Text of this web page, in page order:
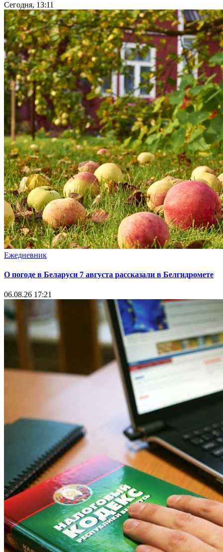
Сегодня, 13:11
Ежедневник
О погоде в Беларуси 7 августа рассказали в Белгидромете
06.08.26 17:21